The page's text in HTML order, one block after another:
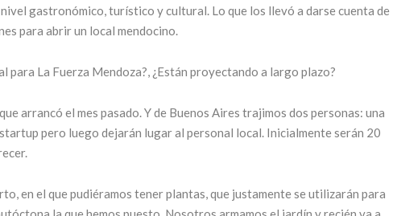
gastronómico, turístico y cultural. Lo que los llevó a darse cuenta de
para abrir un local mendocino.
La Fuerza Mendoza?, ¿Están proyectando a largo plazo?
arrancó el mes pasado. Y de Buenos Aires trajimos dos personas: una
pero luego dejarán lugar al personal local. Inicialmente serán 20
en el que pudiéramos tener plantas, que justamente se utilizarán para